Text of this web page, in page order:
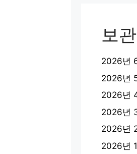
보
2026년
2026년
2026년
2026년
2026년
2026년